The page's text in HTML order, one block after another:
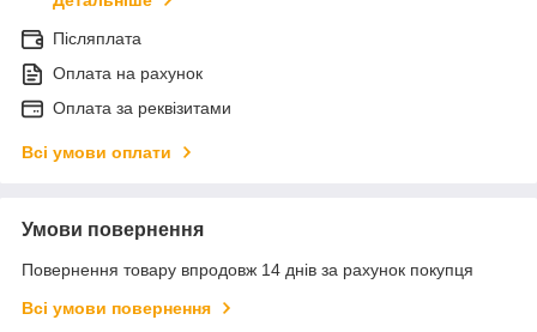
Післяплата
Оплата на рахунок
Оплата за реквізитами
Всі умови оплати
Умови повернення
Повернення товару впродовж 14 днів за рахунок покупця
Всі умови повернення